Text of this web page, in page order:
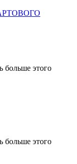
больше этого
больше этого